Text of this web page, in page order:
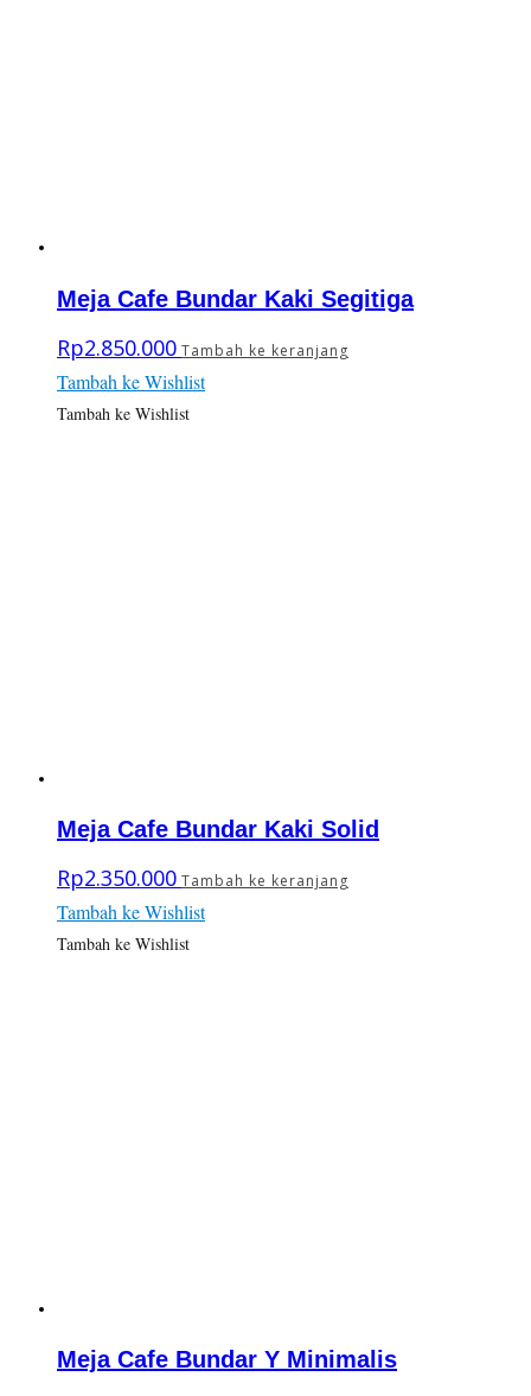
Meja Cafe Bundar Kaki Segitiga
Rp2.850.000 Tambah ke keranjang
Tambah ke Wishlist
Tambah ke Wishlist
Meja Cafe Bundar Kaki Solid
Rp2.350.000 Tambah ke keranjang
Tambah ke Wishlist
Tambah ke Wishlist
Meja Cafe Bundar Y Minimalis